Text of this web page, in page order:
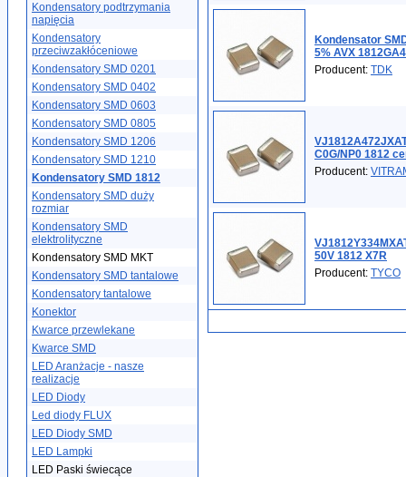
Kondensatory podtrzymania
napięcia
Kondensatory
przeciwzakłóceniowe
Kondensatory SMD 0201
Kondensatory SMD 0402
Kondensatory SMD 0603
Kondensatory SMD 0805
Kondensatory SMD 1206
Kondensatory SMD 1210
Kondensatory SMD 1812
Kondensatory SMD duży
rozmiar
Kondensatory SMD
elektrolityczne
Kondensatory SMD MKT
Kondensatory SMD tantalowe
Kondensatory tantalowe
Konektor
Kwarce przewlekane
Kwarce SMD
LED Aranżacje - nasze
realizacje
LED Diody
Led diody FLUX
LED Diody SMD
LED Lampki
LED Paski świecące
Kondensator
5% AVX
Producent: TDK
C0G/NP0 1812
Producent:
50V 1812 X7R
Producent: TYCO